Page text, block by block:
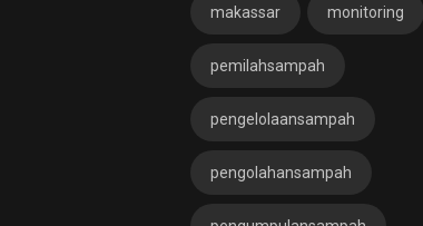
makassar monitoring
pemilahsampah
pengelolaansampah
pengolahansampah